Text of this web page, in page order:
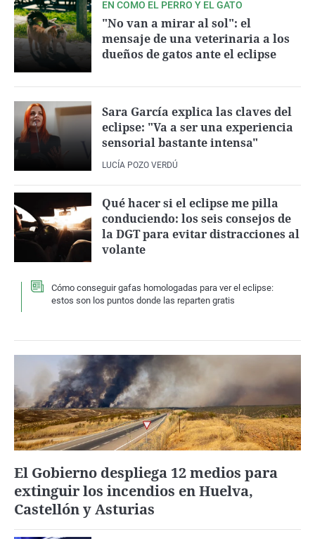
EN COMO EL PERRO Y EL GATO
"No van a mirar al sol": el
mensaje de una veterinaria a los
dueños de gatos ante el eclipse
Sara García explica las claves del
eclipse: "Va a ser una experiencia
sensorial bastante intensa"
LUCÍA POZO VERDÚ
Qué hacer si el eclipse me pilla
conduciendo: los seis consejos de
la DGT para evitar distracciones al
volante
Cómo conseguir gafas homologadas para ver el eclipse:
estos son los puntos donde las reparten gratis
El Gobierno despliega 12 medios para
extinguir los incendios en Huelva,
Castellón y Asturias